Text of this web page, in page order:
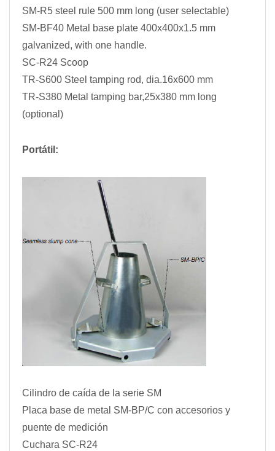
SM-R5 steel rule 500 mm long (user selectable)
SM-BF40 Metal base plate 400x400x1.5 mm
galvanized, with one handle.
SC-R24 Scoop
TR-S600 Steel tamping rod, dia.16x600 mm
TR-S380 Metal tamping bar,25x380 mm long
(optional)
Portátil:
Cilindro de caída de la serie SM
Placa base de metal SM-BP/C con accesorios y
puente de medición
Cuchara SC-R24